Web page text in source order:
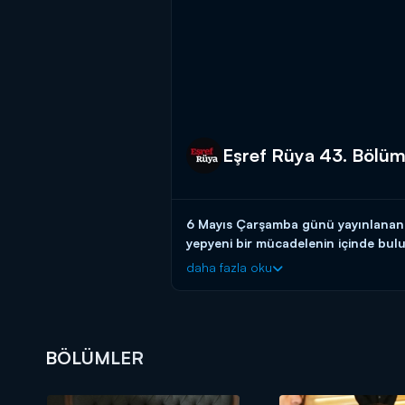
Eşref Rüya 43. Bölüm
6 Mayıs Çarşamba günü
yepyeni bir mücadelenin içinde
Eşref, hapishanede kendisine boyun
daha fazla oku
BÖLÜMLER